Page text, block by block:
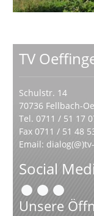
TV
Schulstr. 14
70736 Fellbach-
Tel. 0711 / 51 17
Fax 0711 / 51 48
Email:
Social
Unsere